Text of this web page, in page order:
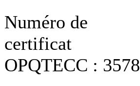
Numéro de
certificat
OPQTECC : 3578